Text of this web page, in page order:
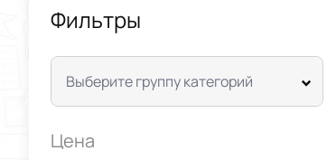
Фильтры
Выберите группу категорий
Цена